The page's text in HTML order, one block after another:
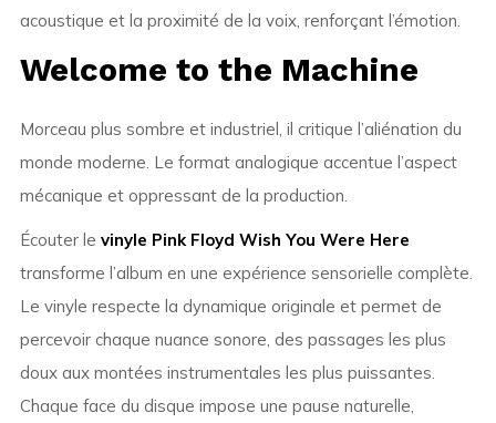
acoustique et la proximité de la voix, renforçant l’émotion.
Welcome to the Machine
Morceau plus sombre et industriel, il critique l’aliénation du
monde moderne. Le format analogique accentue l’aspect
mécanique et oppressant de la production.
Écouter le vinyle Pink Floyd Wish You Were Here
transforme l’album en une expérience sensorielle complète.
Le vinyle respecte la dynamique originale et permet de
percevoir chaque nuance sonore, des passages les plus
doux aux montées instrumentales les plus puissantes.
Chaque face du disque impose une pause naturelle,